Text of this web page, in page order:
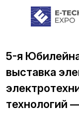
5-я
выставка
технологий